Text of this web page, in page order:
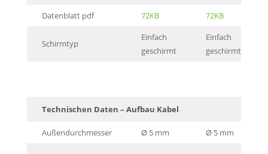
Datenblatt pdf
72KB 72KB
Schirmtyp
Einfach
geschirmt
Einfach
geschirmt
Technischen Daten – Aufbau Kabel
Außendurchmesser Ø 5 mm Ø 5 mm